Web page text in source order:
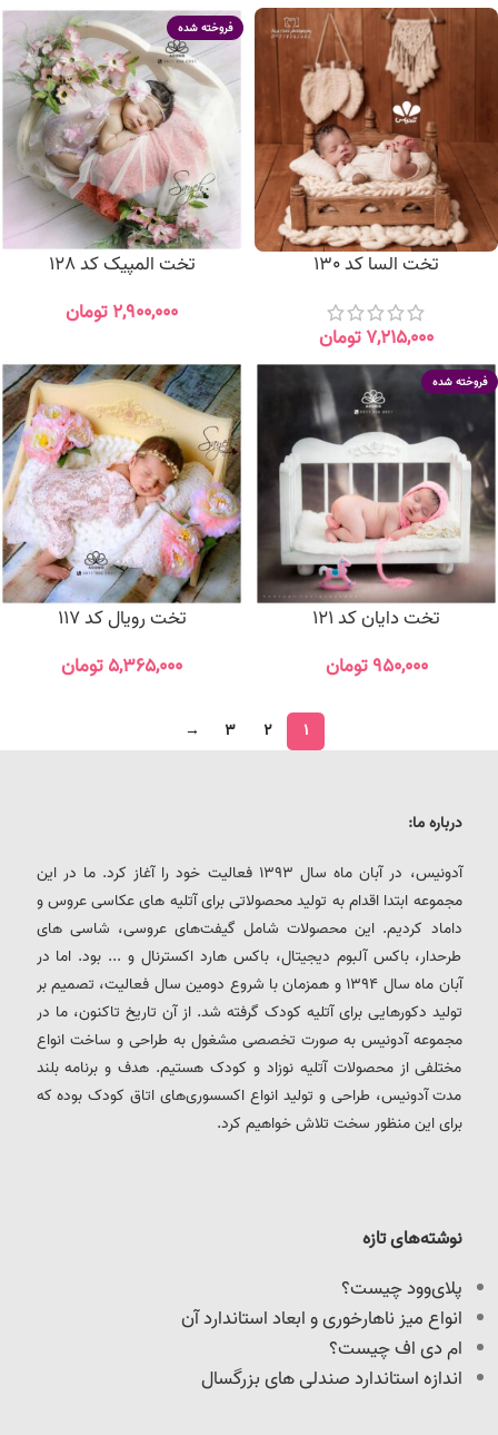
تخت السا کد 130
۷,۲۱۵,۰۰۰تومان
فروخته شده
تخت المپیک کد 128
۲,۹۰۰,۰۰۰تومان
فروخته شده
تخت دایان کد 121
۹۵۰,۰۰۰ تومان
تخت رویال کد 117
۵,۳۶۵,۰۰۰تومان
1
2
3
→
نوشته‌های تازه
پلای‌وود چیست؟
انواع میز ناهارخوری و ابعاد استاندارد آن
ام دی اف چیست؟
اندازه استاندارد صندلی های بزرگسال
درباره ما:
آدونیس، در آبان ماه سال 1393 فعالیت خود را آغاز کرد. ما در این
مجموعه ابتدا اقدام به تولید محصولاتی برای آتلیه های عکاسی عروس و
داماد کردیم. این محصولات شامل گیفت‌های عروسی، شاسی های
طرحدار، باکس آلبوم دیجیتال، باکس هارد اکسترنال و ... بود. اما در
آبان ماه سال 1394 و همزمان با شروع دومین سال فعالیت، تصمیم بر
تولید دکورهایی برای آتلیه کودک گرفته شد. از آن تاریخ تاکنون، ما در
مجموعه آدونیس به صورت تخصصی مشغول به طراحی و ساخت انواع
مختلفی از محصولات آتلیه نوزاد و کودک هستیم. هدف و برنامه بلند
مدت آدونیس، طراحی و تولید انواع اکسسوری‌های اتاق کودک بوده که
برای این منظور سخت تلاش خواهیم کرد.